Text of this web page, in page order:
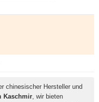
chinesischer Hersteller und
Kaschmir, wir bieten